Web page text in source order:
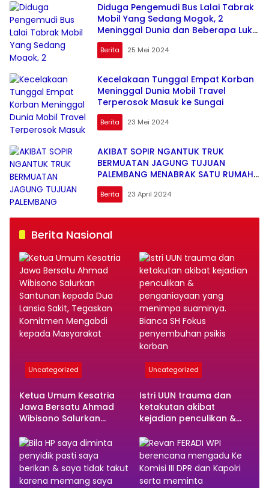
Diduga Pengemudi Bus Lalai Tabrak
Mobil Yang Sedang Mogok, 2
Meninggal Dunia dan Beberapa Luka
luka
Berita 25 Mei 2024
Kecelakaan Tunggal Empat Korban
Meninggal Dunia Mobil Travel
Berita 23 Mei 2024
AKIBAT SOPIR NGANTUK TRUK
BERMUATAN JAGUNG TUJUAN
PALEMBANG MENABRAK SATU RUMAH
DI DESA GUNUNG BATU OKI
Berita 23 April 2024
Berita Nasional
Uncategorized
Ketua Umum Kesatria
Jawa Bersatu Ahmad
Wibisono Salurkan
Lansia Sakit, Tegaskan
Komitmen Mengabdi
kepada Masyarakat
Uncategorized
Istri UUN trauma dan
ketakutan akibat
kejadian penculikan &
menimpa suaminya.
Bianca SH Fokus
penyembuhan psikis
korban